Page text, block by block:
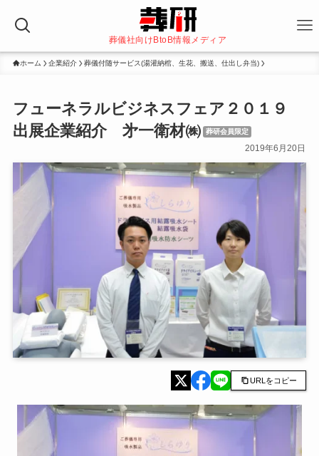
葬儀社向けBtoB情報メディア
ホーム 企業紹介 葬儀付随サービス(湯灌納棺、生花、搬送、仕出し弁当)
フューネラルビジネスフェア２０１９
出展企業紹介 㐧一衛材㈱
葬研会員限定
2019年6月20日
URLをコピー